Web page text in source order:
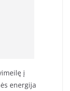
į
energija